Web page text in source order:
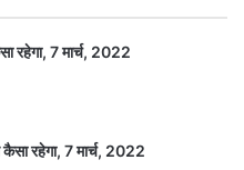
रहेगा, 7 मार्च, 2022
कैसा रहेगा, 7 मार्च, 2022